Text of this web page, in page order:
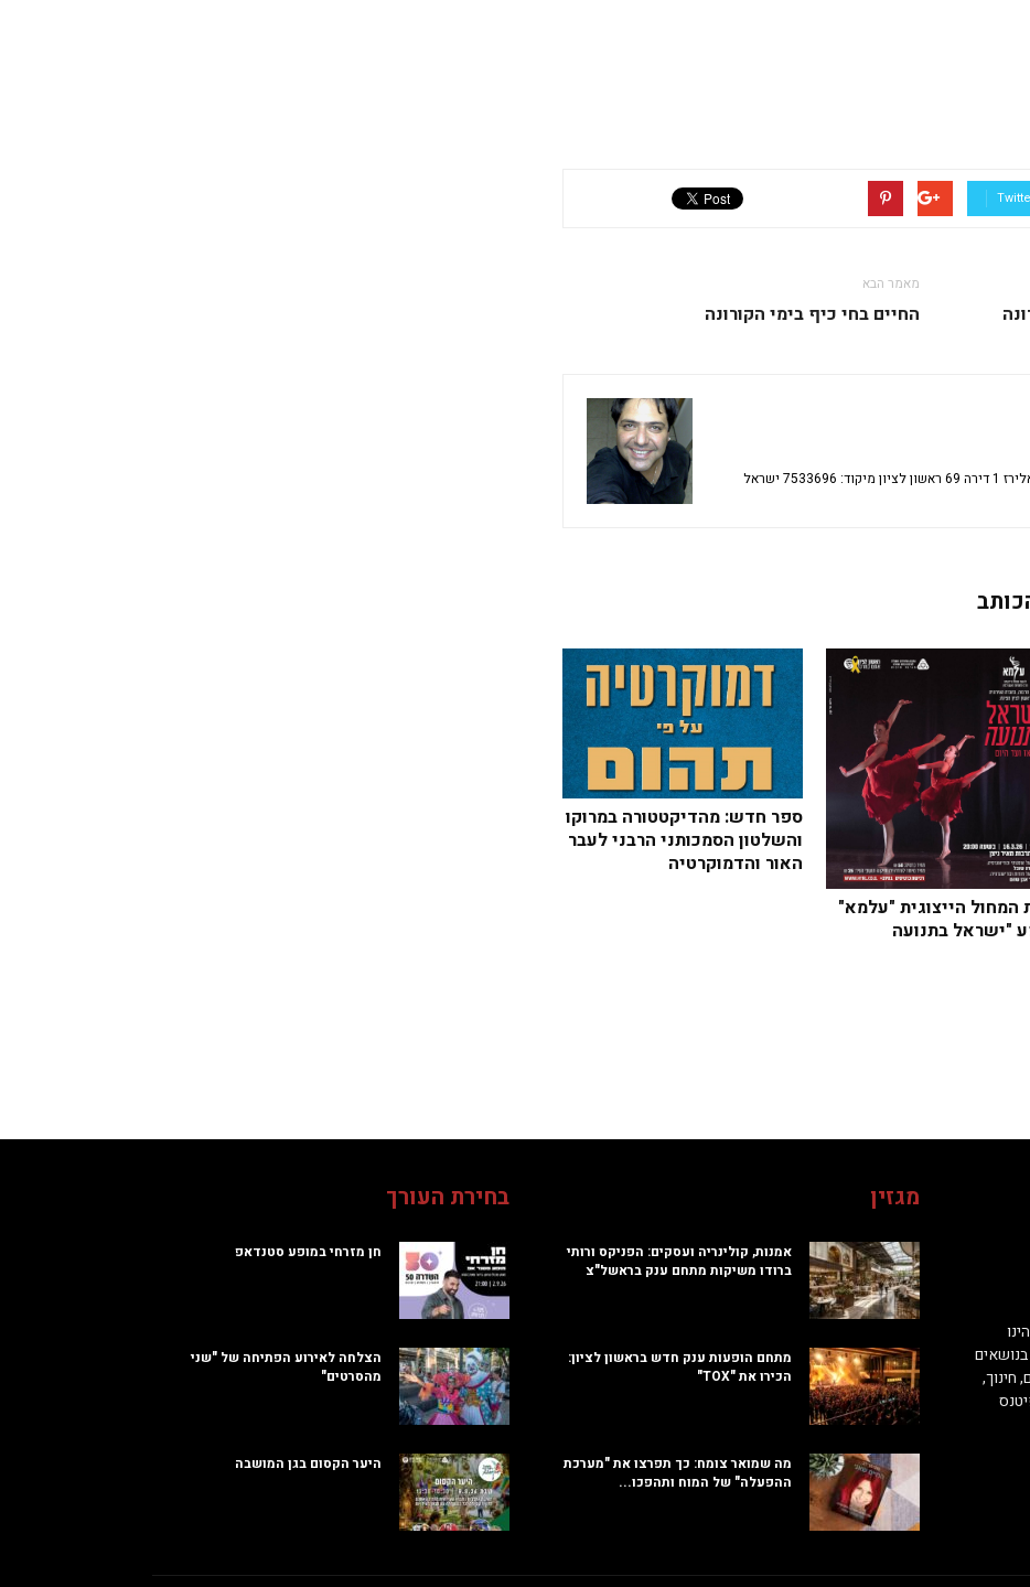
מאמר הבא
החיים בחי כיף בימי הקורונה
ישראל
ספר חדש: מהדיקטטורה במרוקו
והשלטון הסמכותני הרבני לעבר
האור והדמוקרטיה
המחול הייצוגית "עלמא"
"ישראל בתנועה
בחירת העורך
חן מזרחי במופע סטנדאפ
הצלחה לאירוע הפתיחה של "שני
מהסרטים"
היער הקסום בגן המושבה
מגזין
אמנות, קולינריה ועסקים: הפניקס ורותי
ברודו משיקות מתחם ענק בראשל"צ
מתחם הופעות ענק חדש בראשון לציון:
הכירו את "TOX"
מה שמואר צומח: כך תפרצו את "מערכת
ההפעלה" של המוח ותהפכו...
פורטל האינטרנט של ראשון לציון Rishon4u.co.il הינו
חינוך,